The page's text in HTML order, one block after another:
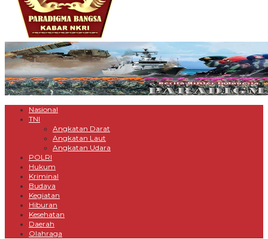
Nasional
TNI
Angkatan Darat
Angkatan Laut
Angkatan Udara
POLRI
Hukum
Kriminal
Budaya
Kegiatan
Hiburan
Kesehatan
Daerah
Olahraga